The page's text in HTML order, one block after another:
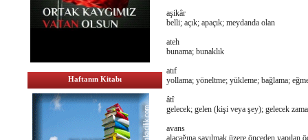
Haftanın Kitabı
aşikâr
belli; açık; apaçık; meydanda olan
ateh
bunama; bunaklık
atıf
yollama; yöneltme; yükleme; bağlama;
âtî
gelecek; gelen (kişi veya şey); gelecek
avans
alacağına sayılmak üzere önceden yapılan